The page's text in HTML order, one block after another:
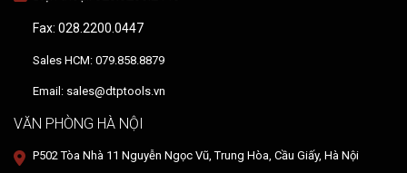
Fax: 028.2200.0447
Sales HCM: 079.858.8879
Email: sales@dtptools.vn
VĂN PHÒNG HÀ NỘI
P502 Tòa Nhà 11 Nguyễn Ngọc Vũ, Trung Hòa, Cầu Giấy, Hà Nội